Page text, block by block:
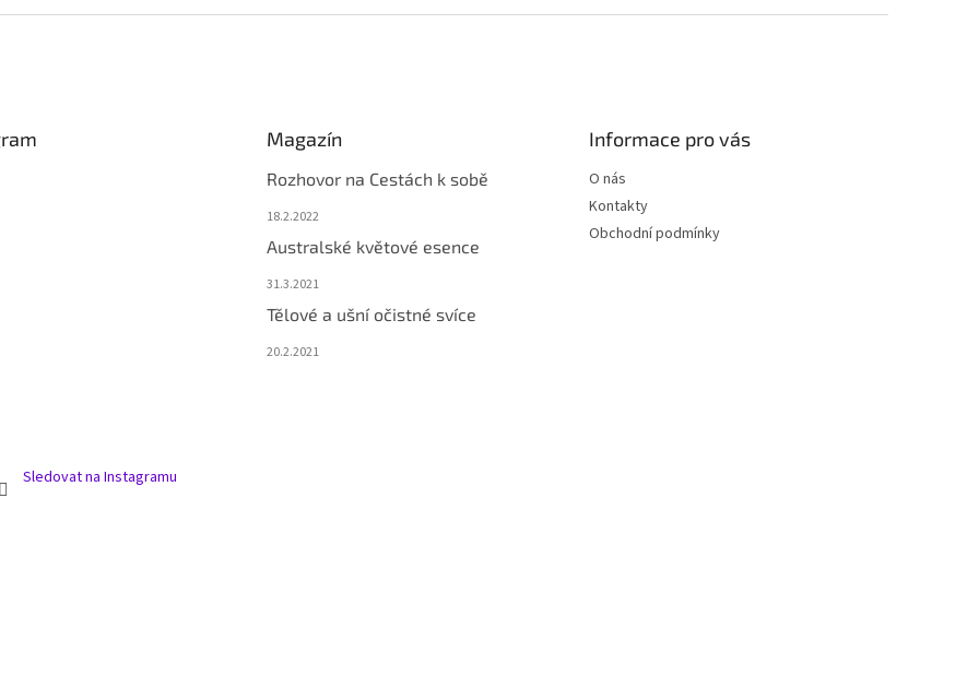
potřebují...
Sledovat na Instagramu
Magazín
Rozhovor na Cestách k sobě
18.2.2022
Australské květové esence
31.3.2021
Tělové a ušní očistné svíce
20.2.2021
Informace pro vás
O nás
Kontakty
Obchodní podmínky